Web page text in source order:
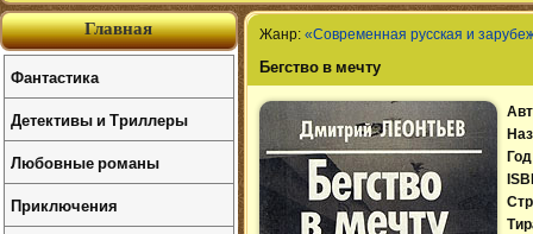
Жанр: «Современная русская и
Бегство в мечту
Главная
Фантастика
Детективы и Триллеры
Любовные романы
Приключения